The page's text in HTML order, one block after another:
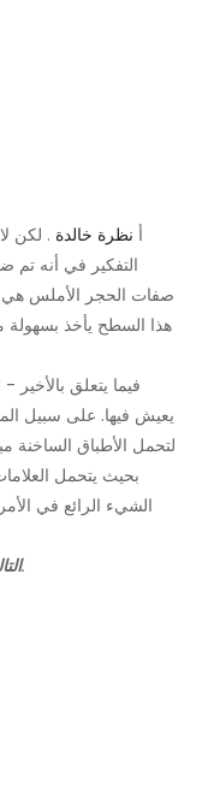
غالبًا ما يُعتبر Soapstone أ نظرة خالدة . لكن
التفكير في أنه
صفات الحجر الأملس هي
هذا السطح يأخذ بسهولة
فيما يتعلق بالأخير
يعيش فيها. على سبيل
لتحمل الأطباق
بحيث يتحمل
الشيء الرائع في
أحب العديد من مطابخ المزرعة هذا المظهر.